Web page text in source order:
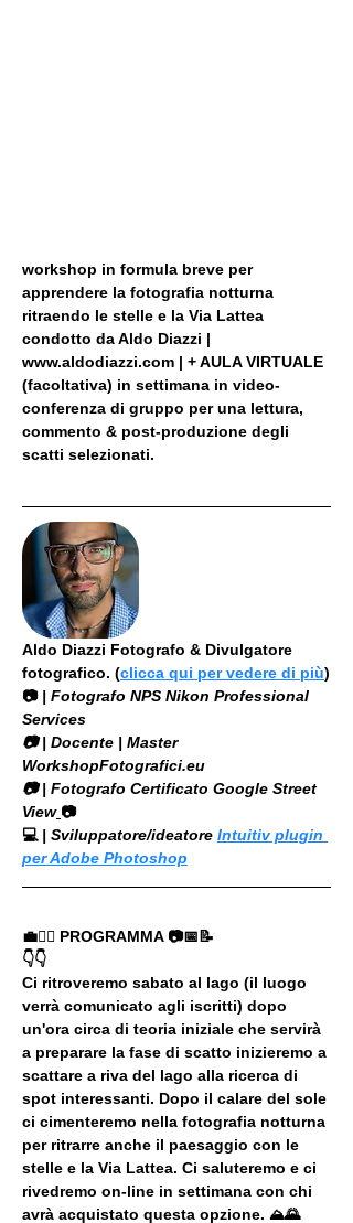
workshop in formula breve per
apprendere la fotografia notturna
ritraendo le stelle e la Via Lattea
condotto da Aldo Diazzi |
www.aldodiazzi.com | + AULA VIRTUALE
(facoltativa) in settimana in video-
conferenza di gruppo per una lettura,
commento & post-produzione degli
scatti selezionati.
Aldo Diazzi Fotografo & Divulgatore
fotografico. (clicca qui per vedere di più)
📷 | Fotografo NPS Nikon Professional
Services
​📷 | Docente | Master
WorkshopFotografici.eu
📷 | Fotografo Certificato Google Street
View 📷
💻 | Sviluppatore/ideatore Intuitiv plugin
per Adobe Photoshop
💼🚶‍♂️ PROGRAMMA 📷📅📝
👇👇
Ci ritroveremo sabato al lago (il luogo
verrà comunicato agli iscritti) dopo
un'ora circa di teoria iniziale che servirà
a preparare la fase di scatto inizieremo a
scattare a riva del lago alla ricerca di
spot interessanti. Dopo il calare del sole
ci cimenteremo nella fotografia notturna
per ritrarre anche il paesaggio con le
stelle e la Via Lattea. Ci saluteremo e ci
rivedremo on-line in settimana con chi
avrà acquistato questa opzione. ⛰🌄